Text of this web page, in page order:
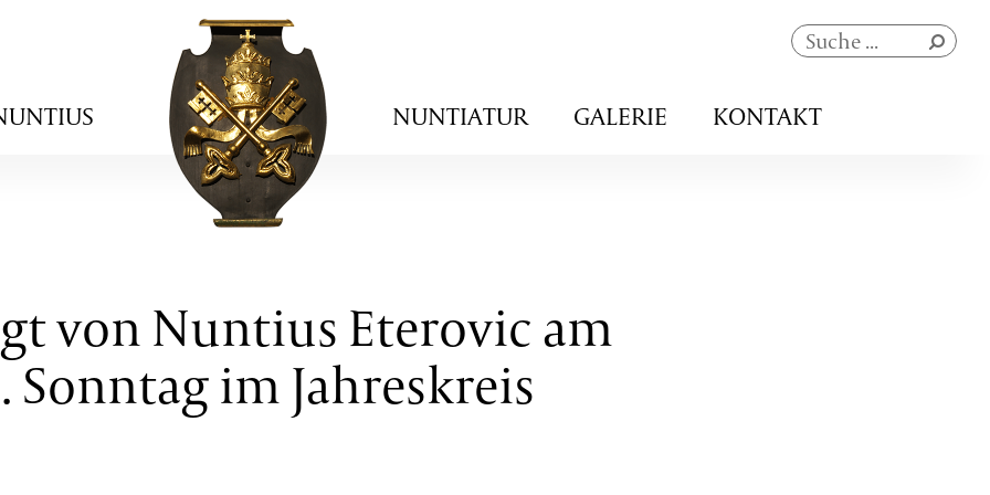
Navigation
überspringen
NUNTIATUR GALERIE KONTAKT
von Nuntius Eterovic am
Sonntag im Jahreskreis